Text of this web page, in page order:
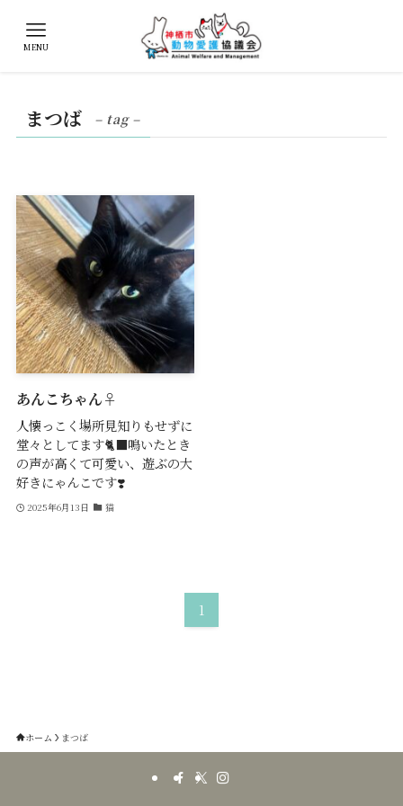
MENU
まつば – tag –
あんこちゃん♀
人懐っこく場所見知りもせずに
堂々としてます🐈‍⬛鳴いたとき
の声が高くて可愛い、遊ぶの大
好きにゃんこです❣️
2025年6月13日 猫
1
ホーム まつば